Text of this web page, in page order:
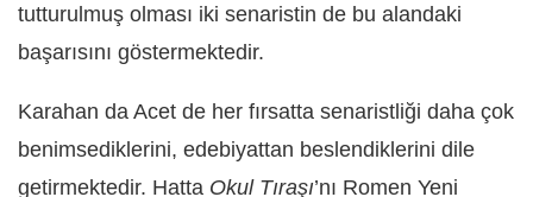
tutturulmuş olması iki senaristin de bu alandaki
başarısını göstermektedir.
Karahan da Acet de her fırsatta senaristliği daha çok
benimsediklerini, edebiyattan beslendiklerini dile
getirmektedir. Hatta Okul Tıraşı’nı Romen Yeni